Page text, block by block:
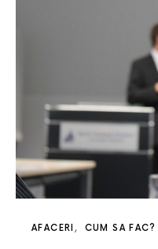
AFACERI CUM SA FAC?